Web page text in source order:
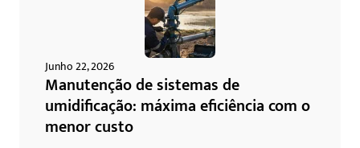
Junho 22, 2026
Manutenção de sistemas de
umidificação: máxima eficiência com o
menor custo